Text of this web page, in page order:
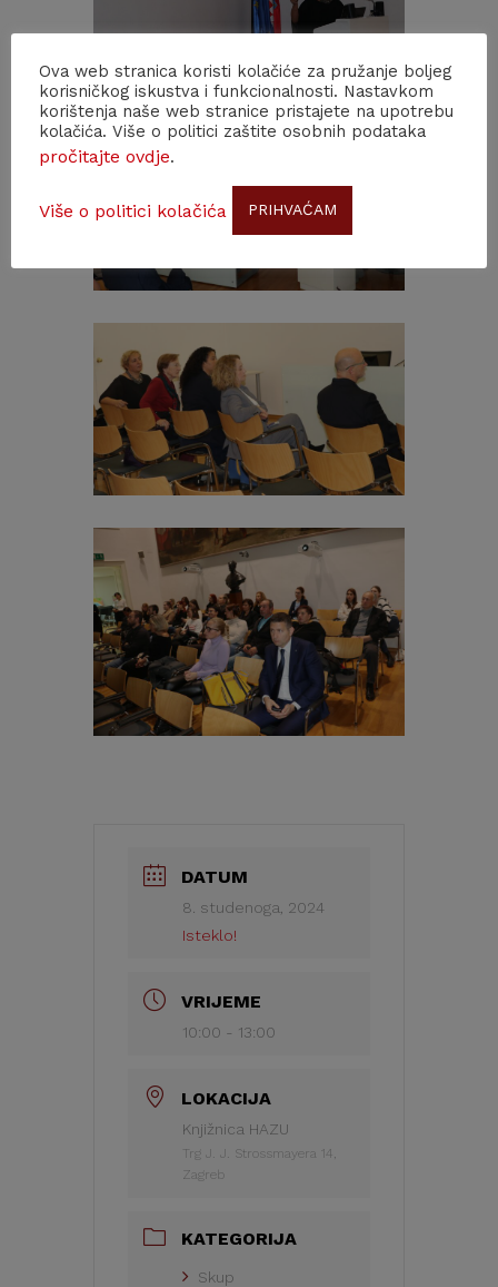
DATUM
8. studenoga, 2024
Isteklo!
VRIJEME
10:00 - 13:00
LOKACIJA
Knjižnica HAZU
Trg J. J. Strossmayera 14,
Zagreb
KATEGORIJA
Skup
Ova web stranica koristi kolačiće za pružanje boljeg
korisničkog iskustva i funkcionalnosti. Nastavkom
korištenja naše web stranice pristajete na upotrebu
kolačića. Više o politici zaštite osobnih podataka
pročitajte ovdje.
Više o politici kolačića PRIHVAĆAM